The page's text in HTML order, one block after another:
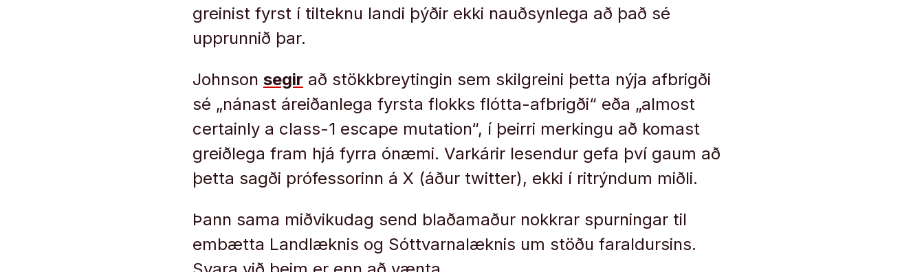
greinist fyrst í tilteknu landi þýðir ekki nauðsynlega að það sé
upprunnið þar.
Johnson segir að stökkbreytingin sem skilgreini þetta nýja afbrigði
sé „nánast áreiðanlega fyrsta flokks flótta-afbrigði“ eða „almost
certainly a class-1 escape mutation“, í þeirri merkingu að komast
greiðlega fram hjá fyrra ónæmi. Varkárir lesendur gefa því gaum að
þetta sagði prófessorinn á X (áður twitter), ekki í ritrýndum miðli.
Þann sama miðvikudag send blaðamaður nokkrar spurningar til
embætta Landlæknis og Sóttvarnalæknis um stöðu faraldursins.